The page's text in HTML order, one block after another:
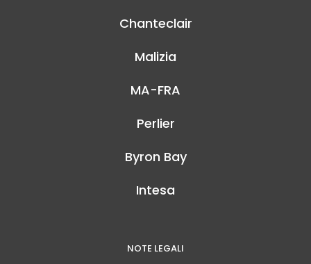
Chanteclair
Malizia
MA-FRA
Perlier
Byron Bay
Intesa
NOTE LEGALI